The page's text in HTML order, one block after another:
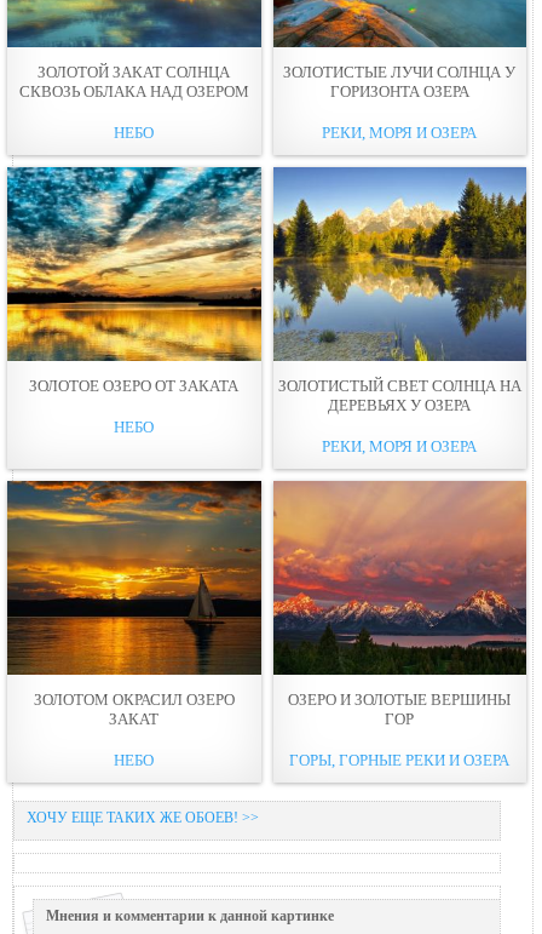
ЗОЛОТОЙ ЗАКАТ СОЛНЦА
СКВОЗЬ ОБЛАКА НАД ОЗЕРОМ
НЕБО
ЗОЛОТИСТЫЕ ЛУЧИ СОЛНЦА У
ГОРИЗОНТА ОЗЕРА
РЕКИ, МОРЯ И ОЗЕРА
ЗОЛОТОЕ ОЗЕРО ОТ ЗАКАТА
НЕБО
ЗОЛОТИСТЫЙ СВЕТ СОЛНЦА НА
ДЕРЕВЬЯХ У ОЗЕРА
РЕКИ, МОРЯ И ОЗЕРА
ЗОЛОТОМ ОКРАСИЛ ОЗЕРО
ЗАКАТ
НЕБО
ОЗЕРО И ЗОЛОТЫЕ ВЕРШИНЫ
ГОР
ГОРЫ, ГОРНЫЕ РЕКИ И ОЗЕРА
ХОЧУ ЕЩЕ ТАКИХ ЖЕ ОБОЕВ! >>
Мнения и комментарии к данной картинке